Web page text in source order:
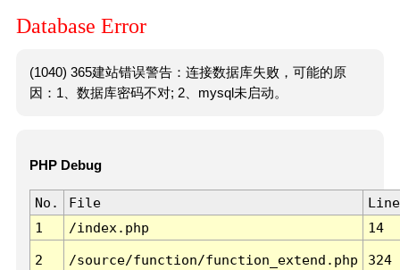
Database Error
(1040) 365建站错误警告：连接数据库失败，可能的原
因：1、数据库密码不对; 2、mysql未启动。
PHP Debug
No. File
Line
1
/index.php 14
2 /source/function/function_extend.php 324